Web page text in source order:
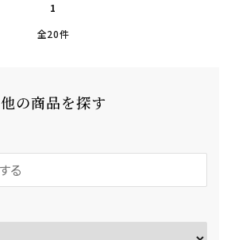
1
全20件
他の商品を探す